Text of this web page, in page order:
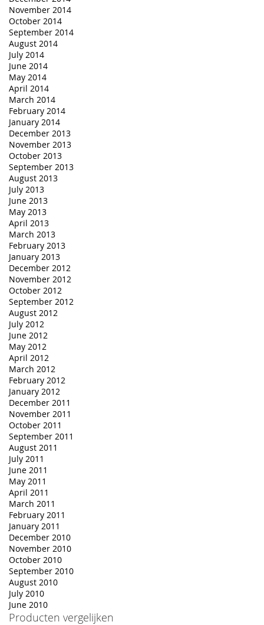
November 2014
October 2014
September 2014
August 2014
July 2014
June 2014
May 2014
April 2014
March 2014
February 2014
January 2014
December 2013
November 2013
October 2013
September 2013
August 2013
July 2013
June 2013
May 2013
April 2013
March 2013
February 2013
January 2013
December 2012
November 2012
October 2012
September 2012
August 2012
July 2012
June 2012
May 2012
April 2012
March 2012
February 2012
January 2012
December 2011
November 2011
October 2011
September 2011
August 2011
July 2011
June 2011
May 2011
April 2011
March 2011
February 2011
January 2011
December 2010
November 2010
October 2010
September 2010
August 2010
July 2010
June 2010
Producten vergelijken